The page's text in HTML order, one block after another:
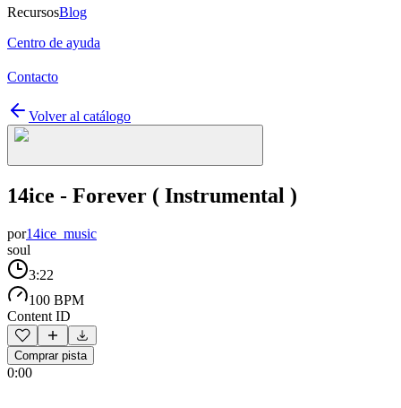
RecursosBlog
Centro de ayuda
Contacto
Volver al catálogo
14ice - Forever ( Instrumental )
por14ice_music
soul
3:22
100 BPM
Content ID
Comprar pista
0:00